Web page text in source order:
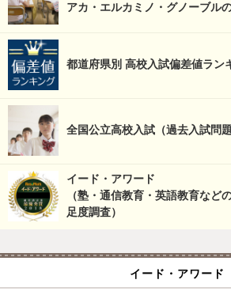
アカ・エルカミノ・グノーブル
都道府県別 高校入試偏差値ラン
全国公立高校入試（過去入試問題
イード・アワード
（塾・通信教育・英語教育など
足度調査）
イード・アワード